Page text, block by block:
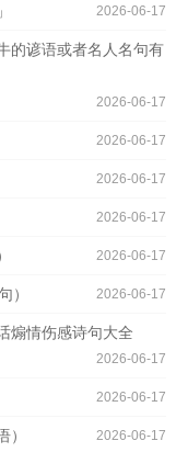
2026-06-17
的谚语或者名人名句有
2026-06-17
2026-06-17
2026-06-17
2026-06-17
2026-06-17
） 2026-06-17
煽情伤感诗句大全
2026-06-17
2026-06-17
2026-06-17